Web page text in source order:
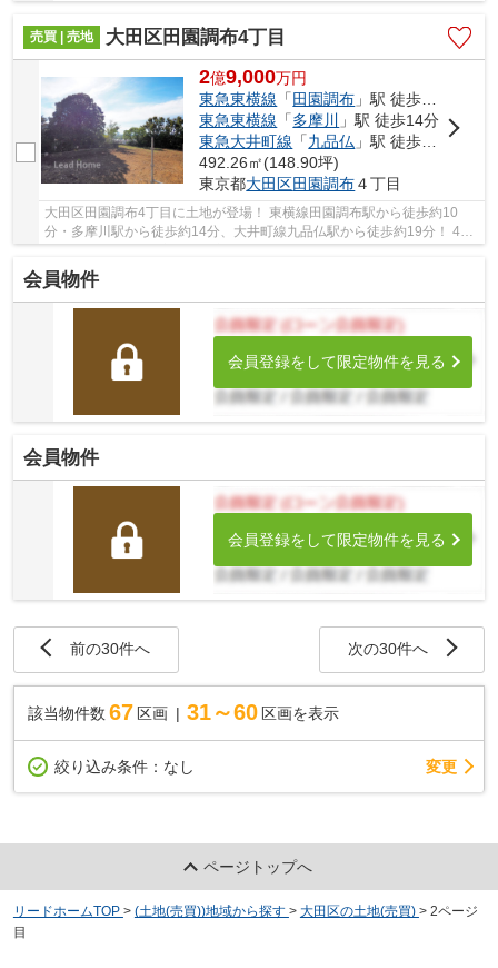
売買 | 売地 大田区田園調布4丁目
2億9,000万円
東急東横線 「 田園調布 」駅 徒歩10分
東急東横線 「多摩川
」駅 徒歩14分
東急大井町線 「九品仏 」駅 徒歩19分
492.26㎡(148.90坪)
東京都大田区田園調布４丁目
大田区田園調布4丁目に土地が登場！ 東横線田園調布駅から徒歩約10
分・多摩川駅から徒歩約14分、大井町線九品仏駅から徒歩約19分！ 4路
会員物件
会員登録をして限定物件を見る
会員物件
会員登録をして限定物件を見る
前の30件へ 次の30件へ
該当物件数 67 区画 31～60 区画を表示
絞り込み条件： なし 変更
ページトップへ
リードホームTOP > (土地(売買))地域から探す > 大田区の土地(売買) > 2ページ
目